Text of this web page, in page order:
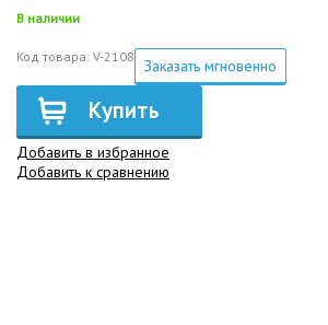
В наличии
Код товара: V-2108 Заказать мгновенно
Купить
Добавить в избранное
Добавить к сравнению